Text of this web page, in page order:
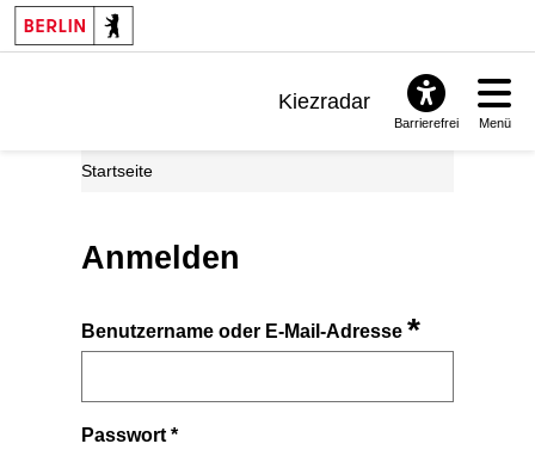
Kiezradar
Barrierefrei Menü
Startseite
Anmelden
Benutzername oder E-Mail-Adresse*
Passwort*